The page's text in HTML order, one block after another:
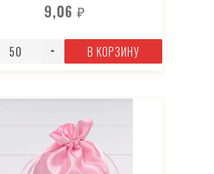
9,06 ₽
В КОРЗИНУ